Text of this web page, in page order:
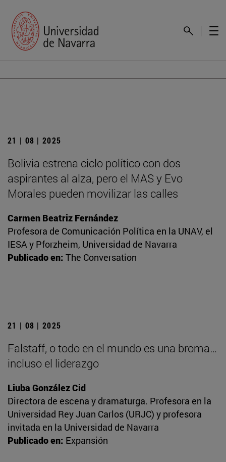
21 | 08 | 2025
Bolivia estrena ciclo político con dos
aspirantes al alza, pero el MAS y Evo
Morales pueden movilizar las calles
Carmen Beatriz Fernández
Profesora de Comunicación Política en la UNAV, el
IESA y Pforzheim, Universidad de Navarra
Publicado en: The Conversation
21 | 08 | 2025
Falstaff, o todo en el mundo es una broma…
incluso el liderazgo
Liuba González Cid
Directora de escena y dramaturga. Profesora en la
Universidad Rey Juan Carlos (URJC) y profesora
invitada en la Universidad de Navarra
Publicado en: Expansión